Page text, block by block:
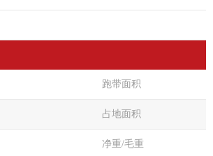
跑带面积
占地面积
净重/毛重